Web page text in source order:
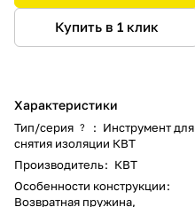
Купить в 1 клик
Характеристики
Тип/серия ? : Инструмент для
снятия изоляции КВТ
Производитель: КВТ
Особенности конструкции:
Возвратная пружина,